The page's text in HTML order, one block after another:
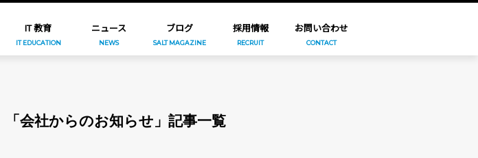
IT 教育
IT EDUCATION
ニュース
NEWS
ブログ
SALT MAGAZINE
採用情報
RECRUIT
お問い合わせ
CONTACT
「会社からのお知らせ」記事一覧